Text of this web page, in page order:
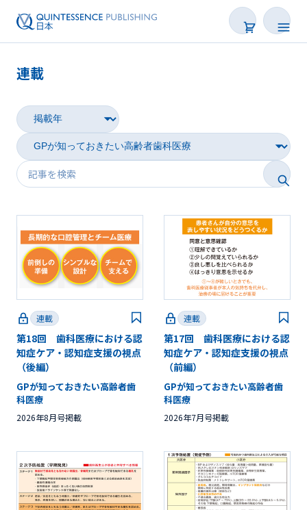
連載
特集
トピックス
Web限定
後で読む
連載
連載
第18回 歯科医療における認
知症ケア・認知症支援の視点
（後編）
GPが知っておきたい高齢者歯
科医療
2026年8月号掲載
連載
第17回 歯科医療における認
知症ケア・認知症支援の視点
（前編）
GPが知っておきたい高齢者歯
科医療
2026年7月号掲載